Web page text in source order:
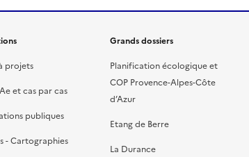
projets
et cas par cas
publiques
- Cartographies
Grands dossiers
Planification écologique et
COP Provence-Alpes-Côte
d’Azur
Etang de Berre
La Durance